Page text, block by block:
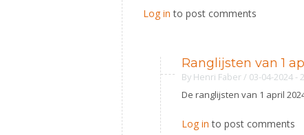
Log in to post comments
Ranglijsten van 1
By Henri Faber/ 03-04-2024 -
De ranglijsten van 1 april
Log in to post comments